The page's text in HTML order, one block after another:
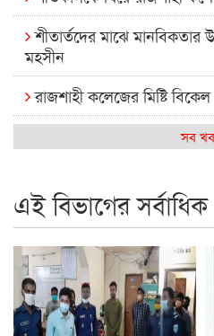
শীতার্তদের মাঝে মানবিকতার
মহসীন
রাজশাহী কলেজের মিষ্টি বিকেল
কেমন আছে আমাদের দেশের
রাজশাইন একাডেমির ফল
রাজশাহী কলেজের শিক্ষার্থী
অ্যাওয়ার্ড
বিশ্ব নদী বিবস উপলক্ষে নদী
সব
এই বিভাগের